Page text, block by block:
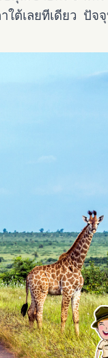
ใต้เลยทีเดียว ปัจ